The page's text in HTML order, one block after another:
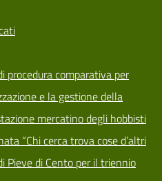
procedura comparativa per
e la gestione della
mercatino degli hobbisti
“Chi cerca trova cose d’altri
Pieve di Cento per il triennio